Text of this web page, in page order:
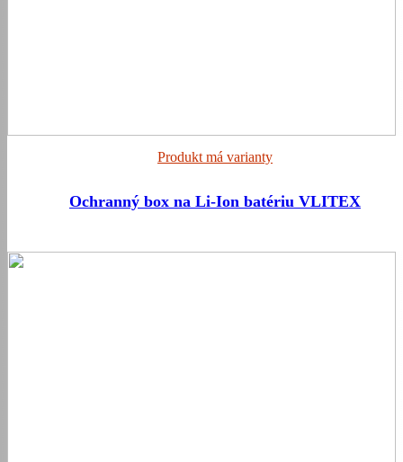
Produkt má varianty
Ochranný box na Li-Ion batériu VLITEX